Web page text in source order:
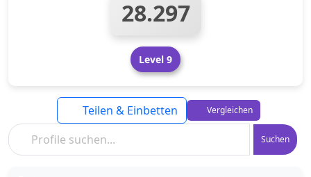
28.297
Level 9
Suchen
Teilen & Einbetten Vergleichen